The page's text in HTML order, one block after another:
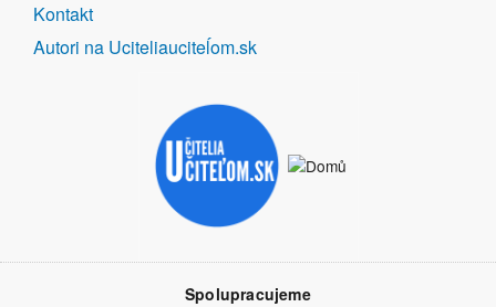
Kontakt
Autori na Uciteliauciteĺom.sk
Spolupracujeme